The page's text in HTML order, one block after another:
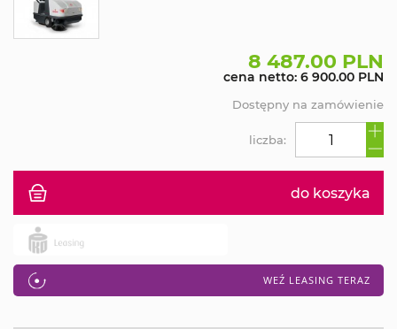
8 487.00 PLN
cena netto: 6 900.00 PLN
do koszyka
WEŹ LEASING TERAZ
liczba:
Dostępny na zamówienie